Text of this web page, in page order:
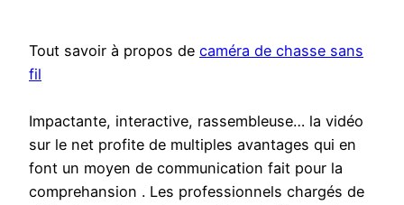
Tout savoir à propos de caméra de chasse sans
fil
Impactante, interactive, rassembleuse… la vidéo
sur le net profite de multiples avantages qui en
font un moyen de communication fait pour la
comprehansion . Les professionnels chargés de